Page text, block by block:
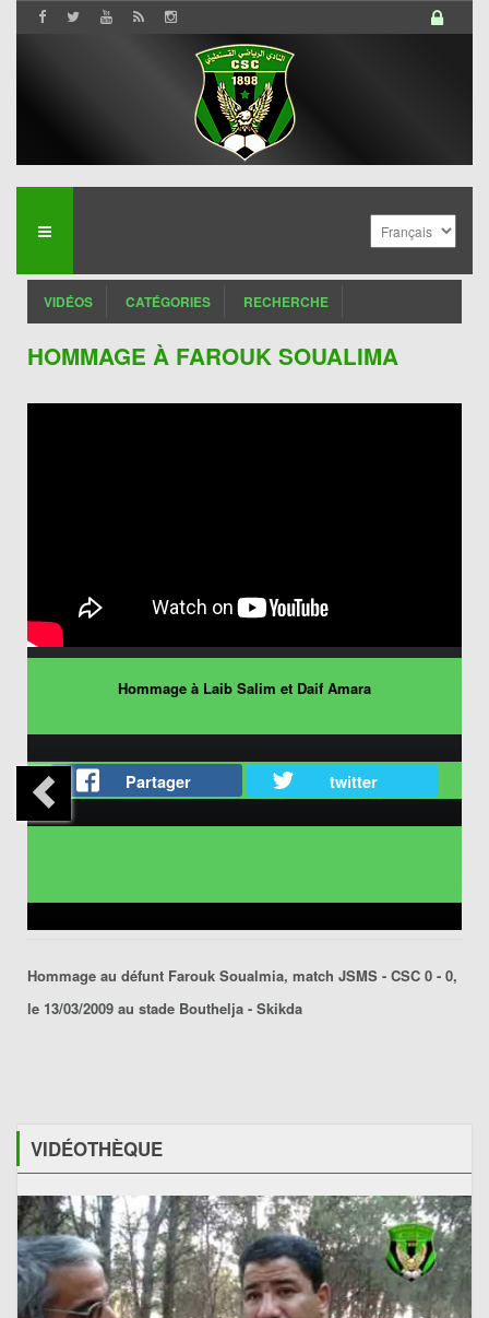
VIDÉOS CATÉGORIES RECHERCHE
HOMMAGE À FAROUK SOUALIMA
Hommage à Laib Salim et Daif Amara
Partager twitter
Hommage au défunt Farouk Soualmia, match JSMS - CSC 0 - 0,
le 13/03/2009 au stade Bouthelja - Skikda
VIDÉOTHÈQUE